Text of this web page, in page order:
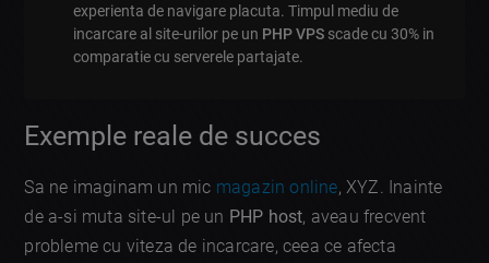
experienta de navigare placuta. Timpul mediu de
incarcare al site-urilor pe un PHP VPS scade cu 30% in
comparatie cu serverele partajate.
Exemple reale de succes
Sa ne imaginam un mic magazin online, XYZ. Inainte
de a-si muta site-ul pe un PHP host, aveau frecvent
probleme cu viteza de incarcare, ceea ce afecta